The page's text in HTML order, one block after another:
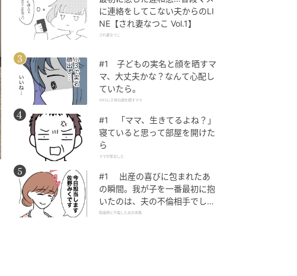
に連絡をしてこない夫からのLI
NE【され妻なつこ Vol.1】
され妻なつこ
#1 子どもの実名と顔を晒すマ
マ、大丈夫かな？なんて心配し
ていたら。
SNSに子供の顔を晒すママ
#1 「ママ、生きてるよね？」
寝ていると思って部屋を開けた
ら
ママが家出した
#1 出産の喜びに包まれたあ
の瞬間。我が子を一番最初に抱
いたのは、夫の不倫相手でし
た。
助産師と不倫した夫の末路